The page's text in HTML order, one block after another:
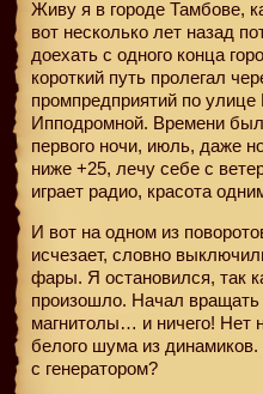
Живу я в городе Тамбове,
вот несколько лет назад
доехать с одного конца
короткий путь пролегал
промпредприятий по улице
Ипподромной. Времени
первого ночи, июль, даже
ниже +25, лечу себе с
играет радио, красота
И вот на одном из
исчезает, словно
фары. Я остановился, так
произошло. Начал вращать
магнитолы… и ничего! Нет
белого шума из
с генератором?